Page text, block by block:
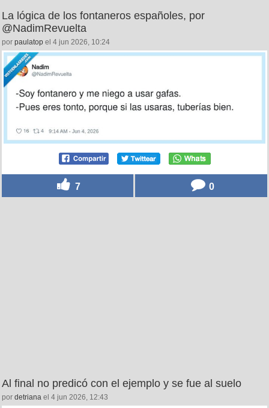
La lógica de los fontaneros españoles, por
@NadimRevuelta
por paulatop el 4 jun 2026, 10:24
7 0
Al final no predicó con el ejemplo y se fue al suelo
por detriana el 4 jun 2026, 12:43